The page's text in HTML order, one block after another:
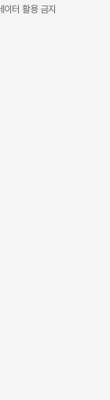
이터 활용 금지